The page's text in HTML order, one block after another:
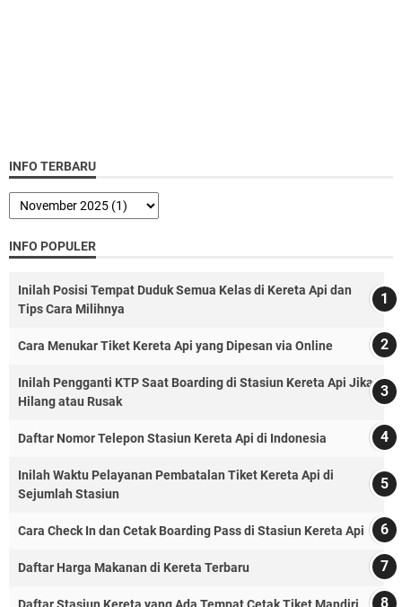
INFO TERBARU
INFO POPULER
Inilah Posisi Tempat Duduk Semua Kelas di Kereta Api dan
Tips Cara Milihnya
Cara Menukar Tiket Kereta Api yang Dipesan via Online
Inilah Pengganti KTP Saat Boarding di Stasiun Kereta Api Jika
Hilang atau Rusak
Daftar Nomor Telepon Stasiun Kereta Api di Indonesia
Inilah Waktu Pelayanan Pembatalan Tiket Kereta Api di
Sejumlah Stasiun
Cara Check In dan Cetak Boarding Pass di Stasiun Kereta Api
Daftar Harga Makanan di Kereta Terbaru
Daftar Stasiun Kereta yang Ada Tempat Cetak Tiket Mandiri